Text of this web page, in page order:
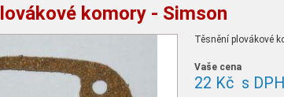
komory - Simson
Těsnění plovákové
Vaše cena
22 Kč s DPH